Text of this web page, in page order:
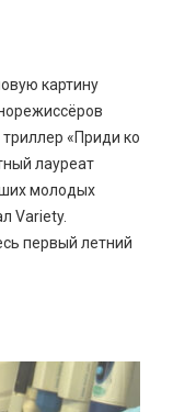
картину
«Приди ко
лауреат
молодых
Variety.
первый летний